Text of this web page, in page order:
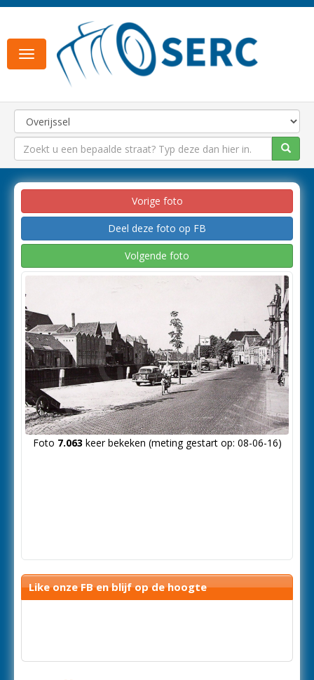
Toggle
navigation
Vorige foto
Deel deze foto op FB
Volgende foto
Foto 7.063 keer bekeken (meting gestart op: 08-06-16)
Like onze FB en blijf op de hoogte